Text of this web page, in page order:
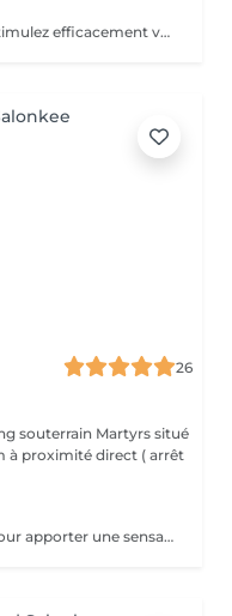
Soulagez votre fatigue musculaire. Stimulez efficacement votre système immunitaire. Préparez votre corps à un effort sportif intense.
26
Un rituel de bien-être inédit, pensé pour apporter une sensation de fraîcheur, soulager le tensions et offrir un véritable moment de détente. Laissez vous surprendre par cette approche unique.